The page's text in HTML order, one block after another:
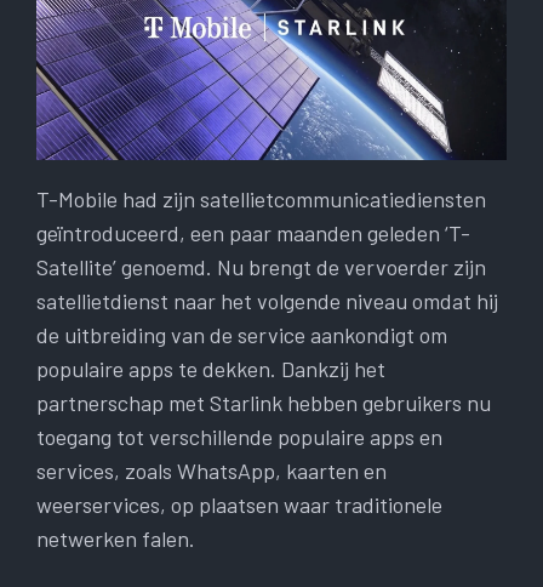
T-Mobile had zijn satellietcommunicatiediensten
geïntroduceerd, een paar maanden geleden ‘T-
Satellite’ genoemd. Nu brengt de vervoerder zijn
satellietdienst naar het volgende niveau omdat hij
de uitbreiding van de service aankondigt om
populaire apps te dekken. Dankzij het
partnerschap met Starlink hebben gebruikers nu
toegang tot verschillende populaire apps en
services, zoals WhatsApp, kaarten en
weerservices, op plaatsen waar traditionele
netwerken falen.